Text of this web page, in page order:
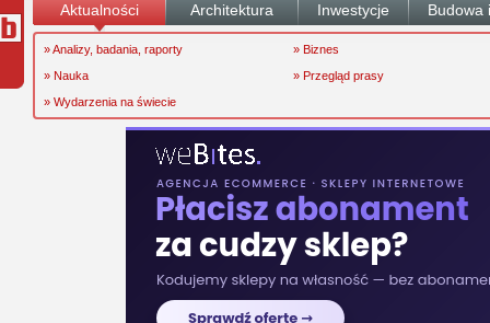
Aktualności Architektura Inwestycje Budowa
» Analizy, badania, raporty
» Biznes
» Nauka
» Przegląd prasy
» Wydarzenia na świecie